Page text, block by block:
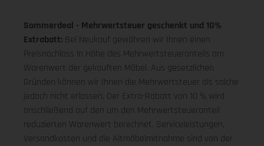
Sommerdeal - Mehrwertsteuer geschenkt und 10%
Extrabatt: Bei Neukauf gewähren wir Ihnen einen
Preisnachlass in Höhe des Mehrwertsteueranteils am
Warenwert der gekauften Möbel. Aus gesetzlichen
Gründen können wir Ihnen die Mehrwertsteuer als solche
jedoch nicht erlassen. Der Extra-Rabatt von 10 % wird
anschließend auf den um den Mehrwertsteueranteil
reduzierten Warenwert berechnet. Serviceleistungen,
Versandkosten und die Altmöbelmitnahme sind von der